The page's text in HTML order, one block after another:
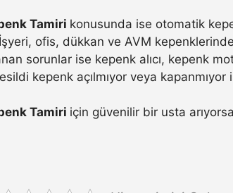
Tamiri konusunda ise otomatik
ofis, dükkan ve AVM
sorunlar ise kepenk alıcı, kepenk
kepenk açılmıyor veya
Tamiri için güvenilir bir usta